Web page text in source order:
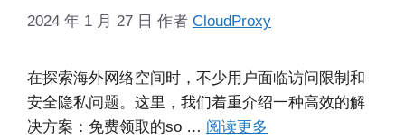
2024 年 1 月 27 日 作者 CloudProxy
在探索海外网络空间时，不少用户面临访问限制和
安全隐私问题。这里，我们着重介绍一种高效的解
决方案：免费领取的so … 阅读更多